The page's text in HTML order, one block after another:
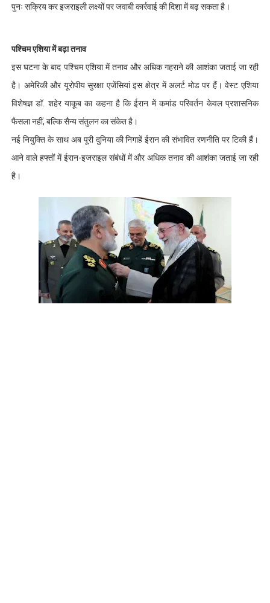
पुनः सक्रिय कर इजराइली लक्ष्यों पर जवाबी कार्रवाई की दिशा में बढ़ सकता है।
पश्चिम एशिया में बढ़ा तनाव
इस घटना के बाद पश्चिम एशिया में तनाव और अधिक गहराने की आशंका जताई जा रही
है। अमेरिकी और यूरोपीय सुरक्षा एजेंसियां इस क्षेत्र में अलर्ट मोड पर हैं। वेस्ट एशिया
विशेषज्ञ डॉ. शहेर याकूब का कहना है कि ईरान में कमांड परिवर्तन केवल प्रशासनिक
फैसला नहीं, बल्कि सैन्य संतुलन का संकेत है।
नई नियुक्ति के साथ अब पूरी दुनिया की निगाहें ईरान की संभावित रणनीति पर टिकी हैं।
आने वाले हफ्तों में ईरान-इजराइल संबंधों में और अधिक तनाव की आशंका जताई जा रही
है।